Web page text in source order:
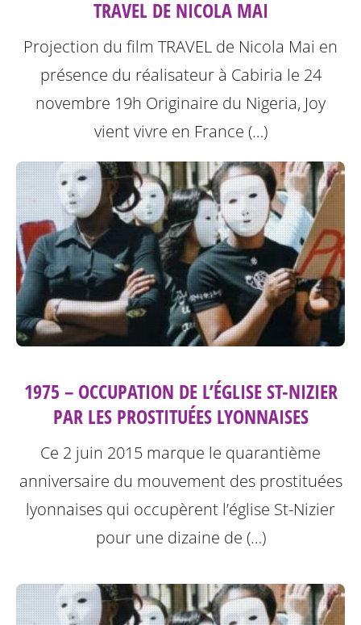
TRAVEL DE NICOLA MAI
Projection du film TRAVEL de Nicola Mai en
présence du réalisateur à Cabiria le 24
novembre 19h Originaire du Nigeria, Joy
vient vivre en France (…)
1975 – OCCUPATION DE L’ÉGLISE ST-NIZIER
PAR LES PROSTITUÉES LYONNAISES
Ce 2 juin 2015 marque le quarantième
anniversaire du mouvement des prostituées
lyonnaises qui occupèrent l’église St-Nizier
pour une dizaine de (…)